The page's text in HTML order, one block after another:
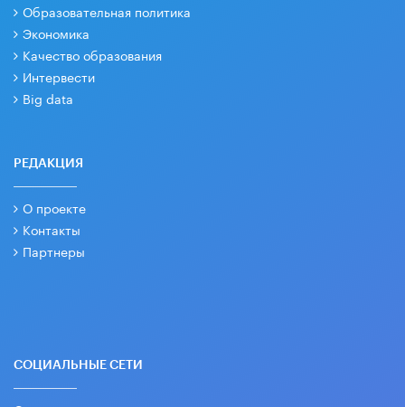
Образовательная политика
Экономика
Качество образования
Интервести
Big data
РЕДАКЦИЯ
О проекте
Контакты
Партнеры
СОЦИАЛЬНЫЕ СЕТИ